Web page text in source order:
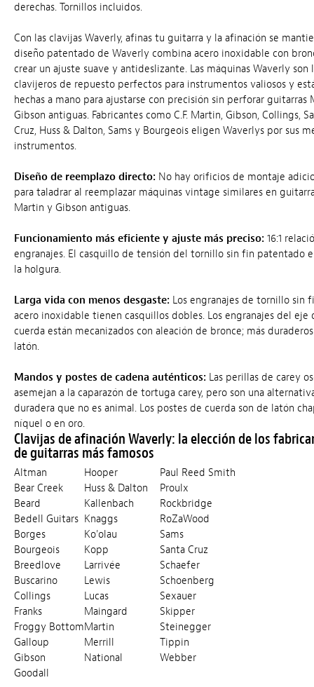
derechas. Tornillos incluidos.
Con las clavijas Waverly, afinas tu guitarra y la afinación se
diseño patentado de Waverly combina acero inoxidable con
crear un ajuste suave y antideslizante. Las máquinas Waverly son
clavijeros de repuesto perfectos para instrumentos valiosos y
hechas a mano para ajustarse con precisión sin perforar guitarras
Gibson antiguas. Fabricantes como C.F. Martin, Gibson, Collings,
Cruz, Huss & Dalton, Sams y Bourgeois eligen Waverlys por sus
instrumentos.
Diseño de reemplazo directo: No hay orificios de montaje
para taladrar al reemplazar máquinas vintage similares en
Martin y Gibson antiguas.
Funcionamiento más eficiente y ajuste más preciso: 16:1
engranajes. El casquillo de tensión del tornillo sin fin patentado
la holgura.
Larga vida con menos desgaste: Los engranajes de tornillo sin
acero inoxidable tienen casquillos dobles. Los engranajes del eje
cuerda están mecanizados con aleación de bronce; más
latón.
Mandos y postes de cadena auténticos: Las perillas de carey
asemejan a la caparazón de tortuga carey, pero son una
duradera que no es animal. Los postes de cuerda son de latón
níquel o en oro.
Clavijas de afinación Waverly: la elección de los
de guitarras más famosos
Altman
Bear Creek
Beard
Bedell Guitars
Borges
Bourgeois
Breedlove
Buscarino
Collings
Franks
Froggy Bottom
Galloup
Gibson
Goodall
Hooper
Huss & Dalton
Kallenbach
Knaggs
Ko'olau
Kopp
Larrivée
Lewis
Lucas
Maingard
Martin
Merrill
National
Paul Reed Smith
Proulx
Rockbridge
RoZaWood
Sams
Santa Cruz
Schaefer
Schoenberg
Sexauer
Skipper
Steinegger
Tippin
Webber